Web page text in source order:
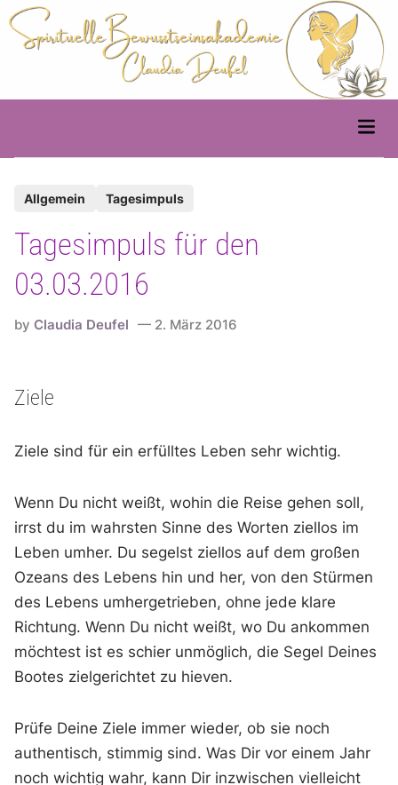
Skip
to
content
Main
t
e
d
Allgemein Tagesimpuls
Tagesimpuls für den
03.03.2016
byClaudia Deufel 2. März 2016
Ziele
Ziele sind für ein erfülltes Leben sehr wichtig.
Wenn Du nicht weißt, wohin die Reise gehen soll,
irrst du im wahrsten Sinne des Worten ziellos im
Leben umher. Du segelst ziellos auf dem großen
Ozeans des Lebens hin und her, von den Stürmen
des Lebens umhergetrieben, ohne jede klare
Richtung. Wenn Du nicht weißt, wo Du ankommen
möchtest ist es schier unmöglich, die Segel Deines
Bootes zielgerichtet zu hieven.
Prüfe Deine Ziele immer wieder, ob sie noch
authentisch, stimmig sind. Was Dir vor einem Jahr
noch wichtig wahr, kann Dir inzwischen vielleicht